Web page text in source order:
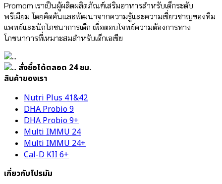
Promom เราเป็นผู้ผลิตผลิตภัณฑ์เสริมอาหารสำหรับเด็กระดับ
พรีเมียม โดยคิดค้นและพัฒนาจากความรู้และความเชี่ยวชาญของทีม
แพทย์และนักโภชนาการเด็ก เพื่อตอบโจทย์ความต้องการทาง
โภชนาการที่เหมาะสมสำหรับเด็กเอเชีย
สั่งซื้อได้ตลอด 24 ชม.
สินค้าของเรา
Nutri Plus 41&42
DHA Probio 9
DHA Probio 9+
Multi IMMU 24
Multi IMMU 24+
Cal-D KII 6+
เกี่ยวกับโปรมัม